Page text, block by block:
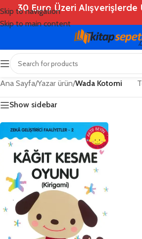
Skip to navigation
Skip to main content
30 Euro Üzeri Alışverişlerde
Ana Sayfa/Yazar ürün/Wada Kotomi
Show sidebar